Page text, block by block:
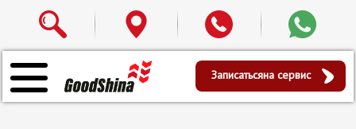
Записатьсяна сервис